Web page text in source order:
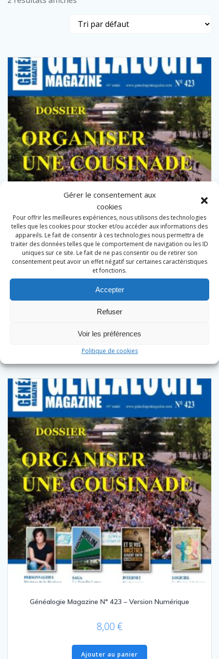
Gérer le consentement aux
cookies
Pour offrir les meilleures expériences, nous utilisons des technologies
telles que les cookies pour stocker et/ou accéder aux informations des
appareils. Le fait de consentir à ces technologies nous permettra de
traiter des données telles que le comportement de navigation ou les ID
uniques sur ce site. Le fait de ne pas consentir ou de retirer son
consentement peut avoir un effet négatif sur certaines caractéristiques
et fonctions.
Accepter
Refuser
Voir les préférences
Politique de cookies
Généalogie Magazine N° 423
9,90€
Ajouter au panier
Généalogie Magazine N° 423 – Version Numérique
8,00 €
Ajouter au panier